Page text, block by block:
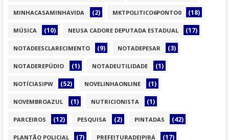
MINHACASAMINHAVIDA (2) MKTPOLITICO6PONTO0 (18)
MÚSICA (10) NEUSA CADORE DEPUTADA ESTADUAL (17)
NOTADEESCLARECIMENTO (9) NOTADEPESAR (3)
NOTADEREPÚDIO (1) NOTADEUTILIDADE (1)
NOTÍCIASIPW (52) NOVELINHAONLINE (1)
NOVEMBROAZUL (1) NUTRICIONISTA (1)
PARCEIROS (12) PESQUISA (2) PINTADAS (42)
PLANTÃO POLICIAL (7) PREFEITURADEIPIRÁ (17)